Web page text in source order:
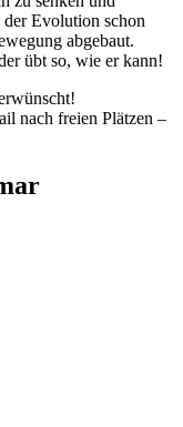
Evolution schon
abgebaut.
übt so, wie er kann!
nach freien Plätzen –